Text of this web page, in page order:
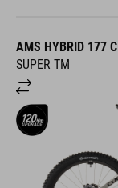
AMS HYBRID 177
SUPER TM